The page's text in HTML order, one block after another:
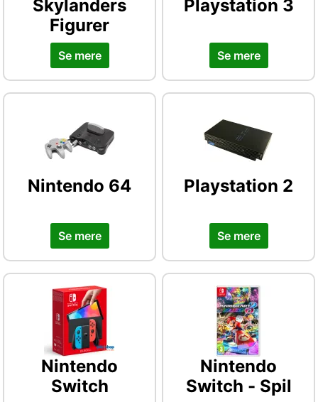
Skylanders
Figurer
Se mere
Playstation 3
Se mere
Nintendo 64
Se mere
Playstation 2
Se mere
Nintendo
Switch
Nintendo
Switch - Spil